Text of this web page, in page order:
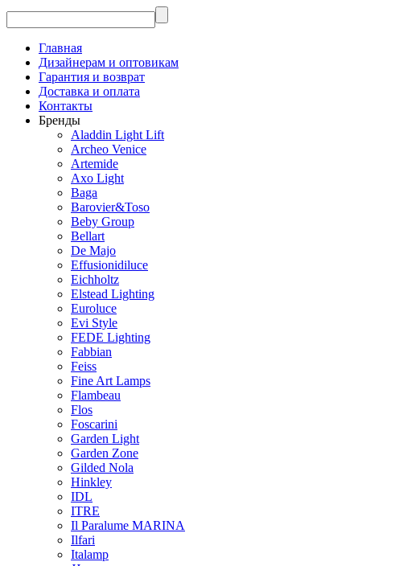
Главная
Дизайнерам и оптовикам
Гарантия и возврат
Доставка и оплата
Контакты
Бренды
Aladdin Light Lift
Archeo Venice
Artemide
Axo Light
Baga
Barovier&Toso
Beby Group
Bellart
De Majo
Effusionidiluce
Eichholtz
Elstead Lighting
Euroluce
Evi Style
FEDE Lighting
Fabbian
Feiss
Fine Art Lamps
Flambeau
Flos
Foscarini
Garden Light
Garden Zone
Gilded Nola
Hinkley
IDL
ITRE
Il Paralume MARINA
Ilfari
Italamp